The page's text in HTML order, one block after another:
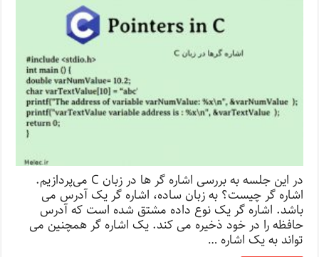
در این جلسه به بررسی اشاره گر ها در زبان C می‌پردازیم.
اشاره گر چیست؟ به زبان ساده، اشاره گر یک آدرس می
باشد. اشاره گر یک نوع داده مشتق شده است که آدرس
حافظه را در خود ذخیره می کند. یک اشاره گر همچنین می
تواند به یک اشاره …